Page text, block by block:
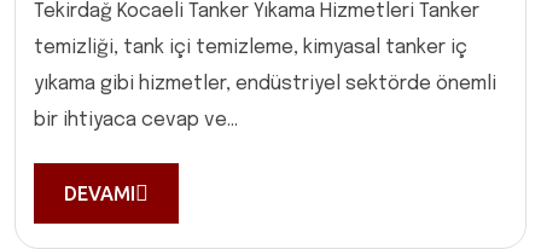
Tekirdağ Kocaeli Tanker Yıkama Hizmetleri Tanker
temizliği, tank içi temizleme, kimyasal tanker iç
yıkama gibi hizmetler, endüstriyel sektörde önemli
bir ihtiyaca cevap ve...
DEVAMI